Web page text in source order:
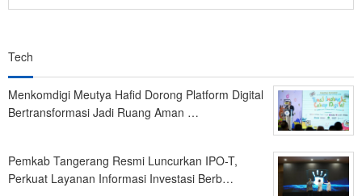
Tech
Menkomdigi Meutya Hafid Dorong Platform Digital
Bertransformasi Jadi Ruang Aman …
Pemkab Tangerang Resmi Luncurkan IPO-T,
Perkuat Layanan Informasi Investasi Berb…